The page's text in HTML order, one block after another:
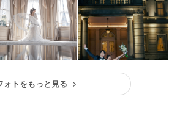
ォトをもっと見る